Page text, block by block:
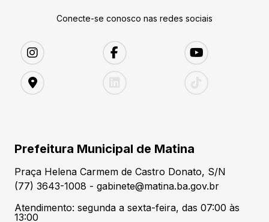
Conecte-se conosco nas redes sociais
Prefeitura Municipal de Matina
Praça Helena Carmem de Castro Donato, S/N
(77) 3643-1008 - gabinete@matina.ba.gov.br
Atendimento: segunda a sexta-feira, das 07:00 às
13:00